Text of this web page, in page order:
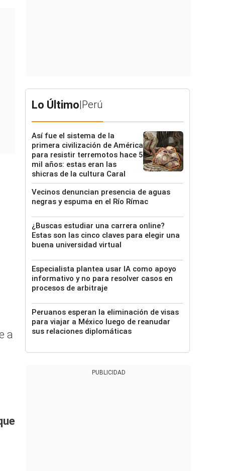
a
Lo Último|Perú
Así fue el sistema de la
primera civilización de América
para resistir terremotos hace 5
mil años: estas eran las
shicras de la cultura Caral
Vecinos denuncian presencia de aguas
negras y espuma en el Río Rímac
¿Buscas estudiar una carrera online?
Estas son las cinco claves para elegir una
buena universidad virtual
Especialista plantea usar IA como apoyo
informativo y no para resolver casos en
procesos de arbitraje
Peruanos esperan la eliminación de visas
para viajar a México luego de reanudar
sus relaciones diplomáticas
PUBLICIDAD